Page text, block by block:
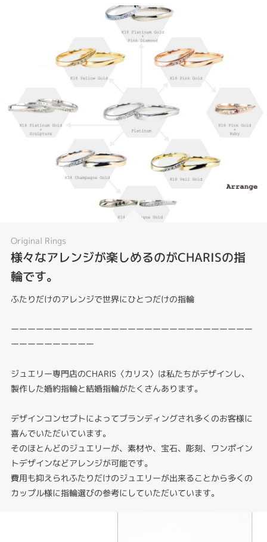
Original Rings
様々なアレンジが楽しめるのがCHARISの指
輪です。
ふたりだけのアレンジで世界にひとつだけの指輪
ーーーーーーーーーーーーーーーーーーーーーーーーーーーーー
ーーーーーーーーーー
ジュエリー専門店のCHARIS〈カリス〉は私たちがデザインし、
製作した婚約指輪と結婚指輪がたくさんあります。
デザインコンセプトによってブランディングされ多くのお客様に
喜んでいただいています。
そのほとんどのジュエリーが、素材や、宝石、彫刻、ワンポイン
トデザインなどアレンジが可能です。
費用も抑えられふたりだけのジュエリーが出来ることから多くの
カップル様に指輪選びの参考にしていただいています。